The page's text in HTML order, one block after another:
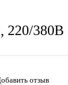
220/380В
отзыв